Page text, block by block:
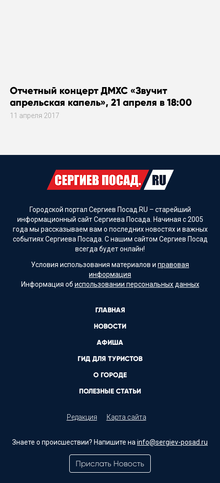
Отчетный концерт ДМХС «Звучит
апрельская капель», 21 апреля в 18:00
11 апреля 2017
Городской портал Сергиев Посад.RU – старейший
информационный сайт Сергиева Посада. Начиная с 2005
года мы рассказываем вам о последних новостях и важных
событиях Сергиева Посада. С нашим сайтом Сергиев Посад
всегда будет онлайн!
Условия использования материалов и правовая
информация
Информация об использовании персональных данных
ГЛАВНАЯ
НОВОСТИ
АФИША
ГИД ДЛЯ ТУРИСТОВ
О ГОРОДЕ
ПОЛЕЗНЫЕ СТАТЬИ
Редакция Карта сайта
Знаете о происшествии? Напишите на info@sergiev-posad.ru
Прислать Новость